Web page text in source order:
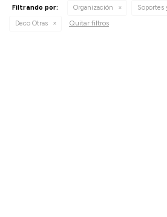
Filtrando por: Organización
Soportes
Deco Otras
Quitar filtros